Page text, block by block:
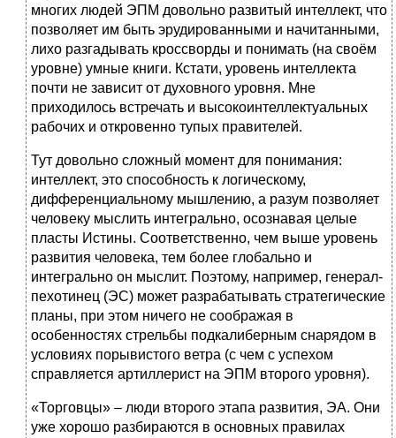
многих людей ЭПМ довольно развитый интеллект, что
позволяет им быть эрудированными и начитанными,
лихо разгадывать кроссворды и понимать (на своём
уровне) умные книги. Кстати, уровень интеллекта
почти не зависит от духовного уровня. Мне
приходилось встречать и высокоинтеллектуальных
рабочих и откровенно тупых правителей.
Тут довольно сложный момент для понимания:
интеллект, это способность к логическому,
дифференциальному мышлению, а разум позволяет
человеку мыслить интегрально, осознавая целые
пласты Истины. Соответственно, чем выше уровень
развития человека, тем более глобально и
интегрально он мыслит. Поэтому, например, генерал-
пехотинец (ЭС) может разрабатывать стратегические
планы, при этом ничего не соображая в
особенностях стрельбы подкалиберным снарядом в
условиях порывистого ветра (с чем с успехом
справляется артиллерист на ЭПМ второго уровня).
«Торговцы» – люди второго этапа развития, ЭА. Они
уже хорошо разбираются в основных правилах